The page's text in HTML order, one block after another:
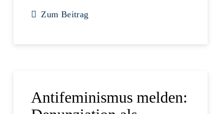
Zum Beitrag
Antifeminismus melden: